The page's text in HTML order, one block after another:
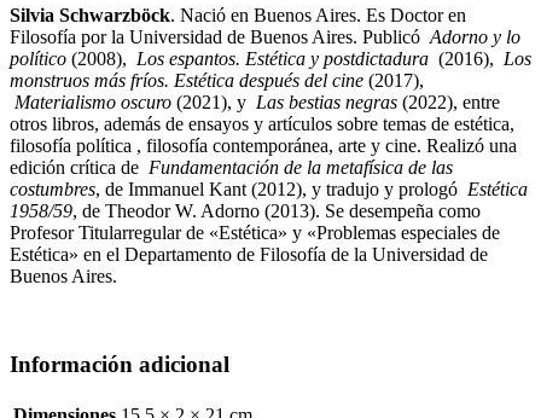
Silvia Schwarzböck. Nació en Buenos Aires. Es Doctor en
Filosofía por la Universidad de Buenos Aires. Publicó Adorno y lo
político (2008), Los espantos. Estética y postdictadura (2016), Los
monstruos más fríos. Estética después del cine (2017),
Materialismo oscuro (2021), y Las bestias negras (2022), entre
otros libros, además de ensayos y artículos sobre temas de estética,
filosofía política , filosofía contemporánea, arte y cine. Realizó una
edición crítica de Fundamentación de la metafísica de las
costumbres, de Immanuel Kant (2012), y tradujo y prologó Estética
1958/59, de Theodor W. Adorno (2013). Se desempeña como
Profesor Titularregular de «Estética» y «Problemas especiales de
Estética» en el Departamento de Filosofía de la Universidad de
Buenos Aires.
Información adicional